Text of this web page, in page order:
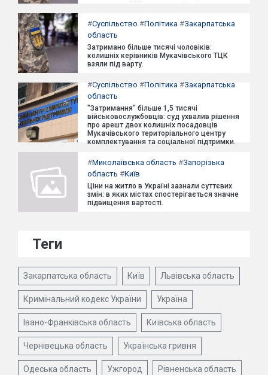
#Суспільство #Політика #Закарпатська
область
Затримано більше тисячі чоловіків:
колишніх керівників Мукачівського ТЦК
взяли під варту.
#Суспільство #Політика #Закарпатська
область
"Затримання" більше 1,5 тисячі
військовослужбовців: суд ухвалив рішення
про арешт двох колишніх посадовців
Мукачівського територіального центру
комплектування та соціальної підтримки.
#Миколаївська область #Запорізька
область #Київ
Ціни на житло в Україні зазнали суттєвих
змін: в яких містах спостерігається значне
підвищення вартості.
Теги
Закарпатська область Київ Львівська область
Кримінальний кодекс України Україна
Івано-Франківська область Київська область
Чернівецька область Українська гривня
Одеська область Ужгород Рівненська область